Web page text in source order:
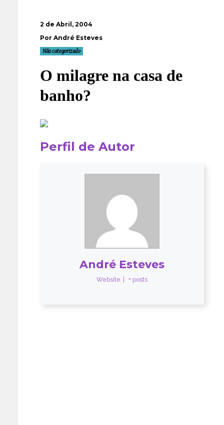
2 de Abril, 2004
Por André Esteves
Não categorizado
O milagre na casa de
banho?
Perfil de Autor
André Esteves
Website + posts